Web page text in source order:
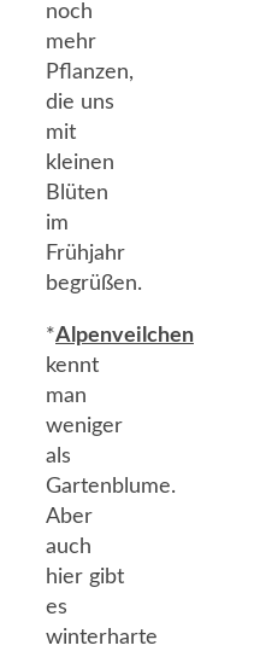
noch
mehr
Pflanzen,
die uns
mit
kleinen
Blüten
im
Frühjahr
begrüßen.
*Alpenveilchen
kennt
man
weniger
als
Gartenblume.
Aber
auch
hier gibt
es
winterharte